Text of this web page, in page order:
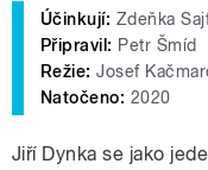
Účinkují: Zdeňka
Připravil: Petr Šmíd
Režie: Josef
Natočeno: 2020
Jiří Dynka se jako